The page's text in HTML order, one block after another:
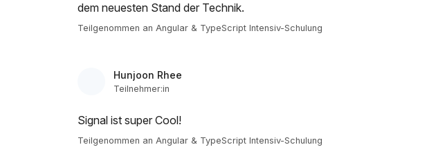
dem neuesten Stand der Technik.
Teilgenommen an Angular & TypeScript Intensiv-Schulung
Hunjoon Rhee
Teilnehmer:in
Signal ist super Cool!
Teilgenommen an Angular & TypeScript Intensiv-Schulung